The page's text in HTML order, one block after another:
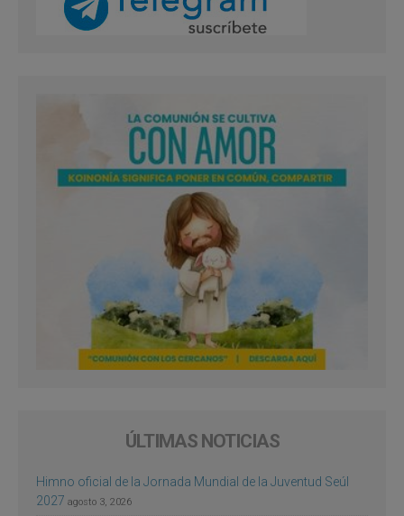
ÚLTIMAS NOTICIAS
Himno oficial de la Jornada Mundial de la Juventud Seúl
2027 agosto 3, 2026